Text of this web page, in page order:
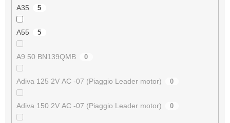
A35 5
A55 5
A9 50 BN139QMB 0
Adiva 125 2V AC -07 (Piaggio Leader motor) 0
Adiva 150 2V AC -07 (Piaggio Leader motor) 0